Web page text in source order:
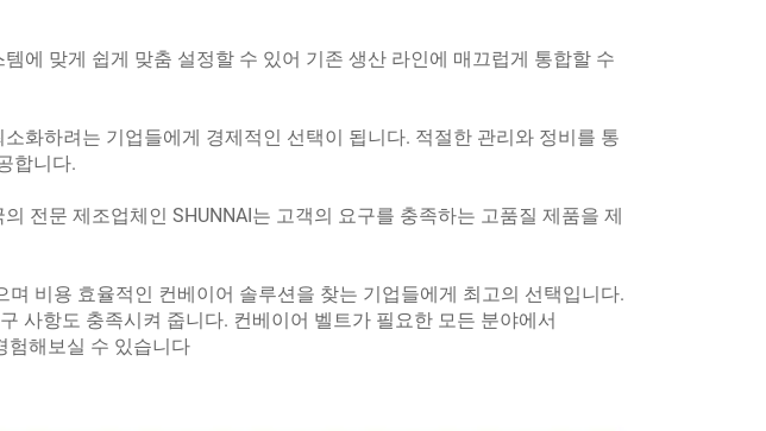
에 맞게 쉽게 맞춤 설정할 수 있어 기존 생산 라인에 매끄럽게 통합할 수
화하려는 기업들에게 경제적인 선택이 됩니다. 적절한 관리와 정비를 통
합니다.
전문 제조업체인 SHUNNAI는 고객의 요구를 충족하는 고품질 제품을 제
비용 효율적인 컨베이어 솔루션을 찾는 기업들에게 최고의 선택입니다.
사항도 충족시켜 줍니다. 컨베이어 벨트가 필요한 모든 분야에서
험해보실 수 있습니다